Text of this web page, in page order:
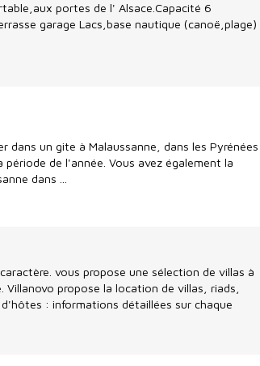
portes de l' Alsace.Capacité 6
garage Lacs,base nautique (canoë,plage)
dans un gite à Malaussanne, dans les Pyrénées
de l'année. Vous avez également la
dans ...
vous propose une sélection de villas à
propose la location de villas, riads,
: informations détaillées sur chaque